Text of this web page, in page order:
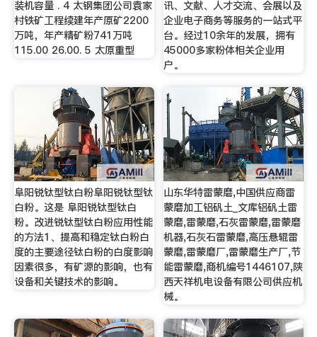
装机容量 . 4 太钢集团公司袁家
村铁矿工程续建年产原矿2200
万吨，年产精矿粉741万吨
115.00 26.00. 5 太原重型
讯、文献、人才交流、会展以及
企业电子商务等服务的一站式平
台。经过10余年的发展，拥有
45000多家粉体相关企业用
户。
阜阳锐钛型钛白粉阜阳锐钛型钛
白粉。这是 阜阳锐钛型钛白
粉。改进锐钛型钛白粉应用性能
的方法1、提高和稳定钛白粉白
度的主要途径钛白粉的白度影响
因素很多，有矿源的影响，也有
设备和关键技术的影响。
山东华特雷蒙磨,中国供应商雷
蒙磨加工铝矾土_文库铝矾土雷
蒙磨,雷蒙磨,石灰雷蒙磨,雷蒙磨
机器,石灰石雷蒙磨,高压悬辊雷
蒙磨,雷蒙磨厂,雷蒙磨生产厂,节
能雷蒙磨,商机编号1446107,陕
西天祥机电设备有限公司供应机
械。